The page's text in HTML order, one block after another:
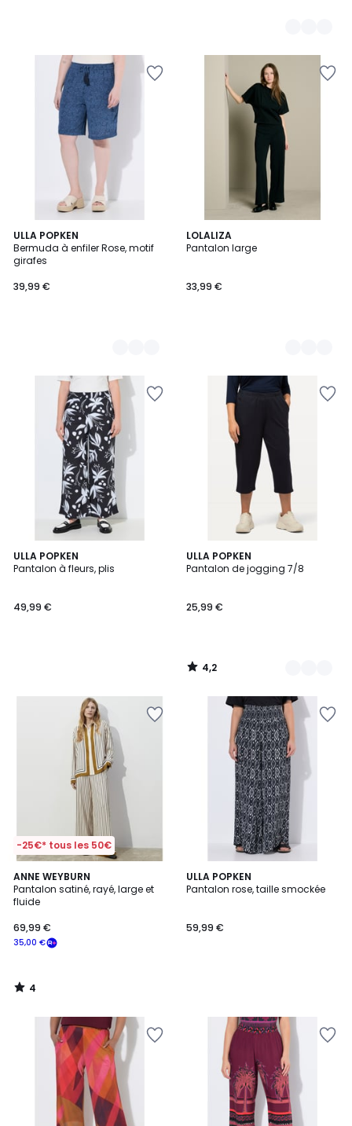
ULLA POPKEN
Bermuda à enfiler Rose, motif
girafes
39,99 €
2
Couleurs
LOLALIZA
Pantalon large
33,99 €
3
Couleurs
ULLA POPKEN
Pantalon à fleurs, plis
49,99 €
ULLA POPKEN
Pantalon de jogging 7/8
25,99 €
4,2
/ 5
4
Couleurs
4,2
/
-25€* tous les 50€
ANNE WEYBURN
Pantalon satiné, rayé, large et
fluide
35,00 €
69,99 €
4
/
5
4
/
ULLA POPKEN
Pantalon rose, taille smockée
59,99 €